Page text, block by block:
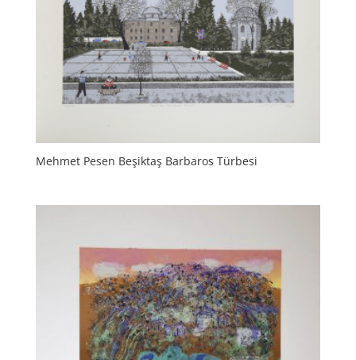
Mehmet Pesen Beşiktaş Barbaros Türbesi